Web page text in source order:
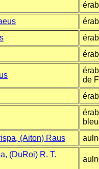
de
(Aiton) Raus
(DuRoi) R. T.